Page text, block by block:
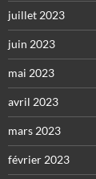
juillet 2023
juin 2023
mai 2023
avril 2023
mars 2023
février 2023